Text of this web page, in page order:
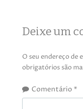
Deixe um
O seu endereço de
obrigatórios são
Comentário *